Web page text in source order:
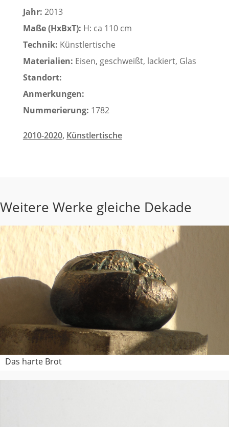
Jahr: 2013
Maße (HxBxT): H: ca 110 cm
Technik: Künstlertische
Materialien: Eisen, geschweißt, lackiert, Glas
Standort:
Anmerkungen:
Nummerierung: 1782
2010-2020, Künstlertische
Weitere Werke gleiche Dekade
Das harte Brot